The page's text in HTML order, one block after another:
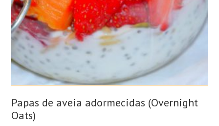
Papas de aveia adormecidas (Overnight
Oats)